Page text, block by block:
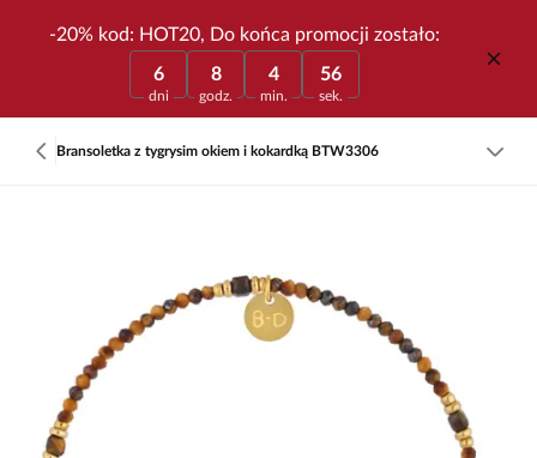
-20% kod: HOT20, Do końca promocji zostało:
6
dni
8
godz.
4
min.
56
sek.
Bransoletka z tygrysim okiem i kokardką BTW3306